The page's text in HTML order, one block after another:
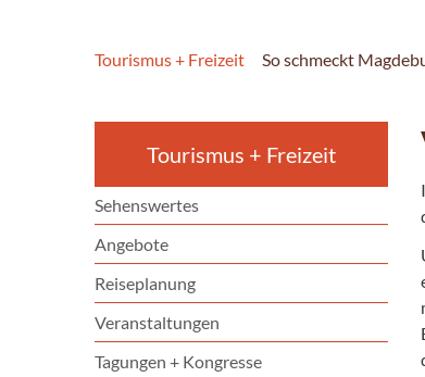
Tourismus + Freizeit So schmeckt
Tourismus + Freizeit
Sehenswertes
Angebote
Reiseplanung
Veranstaltungen
Tagungen + Kongresse